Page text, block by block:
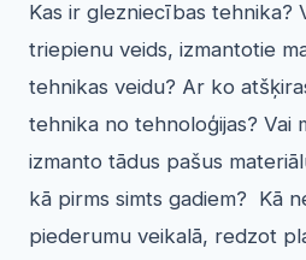
Kas ir glezniecības tehnika?
triepienu veids, izmantotie
tehnikas veidu? Ar ko
tehnika no tehnoloģijas? Vai
izmanto tādus pašus
kā pirms simts gadiem? Kā
piederumu veikalā, redzot